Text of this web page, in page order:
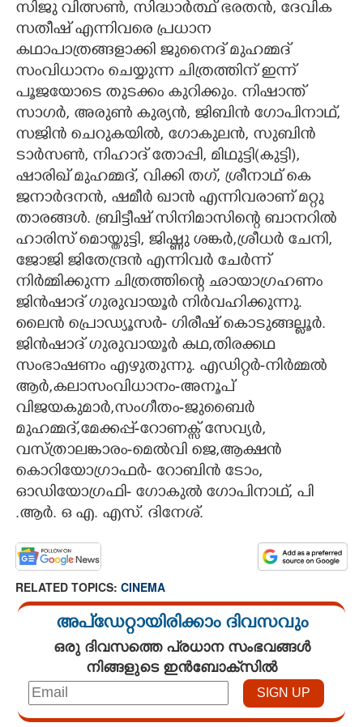
CARTOONS
LITERATURE
ZOOM
CONTACT US
സിജു വിത്സൺ, സിദ്ധാർത്ഥ് ഭരതൻ, ദേവിക
സതീഷ് എന്നിവരെ പ്രധാന
കഥാപാത്രങ്ങളാക്കി ജുനൈദ് മുഹമ്മദ്
സംവിധാനം ചെയ്യുന്ന ചിത്രത്തിന് ഇന്ന്
പൂജയോടെ തുടക്കം കുറിക്കും. നിഷാന്ത്
സാഗർ, അരുൺ കുര്യൻ, ജിബിൻ ഗോപിനാഥ്,
സജിൻ ചെറുകയിൽ, ഗോകുലൻ, സുബിൻ
ടാർസൺ, നിഹാദ് തോപ്പി, മിഥുട്ടി(കുട്ടി),
ഷാരിഖ് മുഹമ്മദ്, വിക്കി തഗ്, ശ്രീനാഥ് കെ
ജനാർദനൻ, ഷമീർ ഖാൻ എന്നിവരാണ് മറ്റു
താരങ്ങൾ. ബ്രിട്ടീഷ് സിനിമാസിന്റെ ബാനറിൽ
ഹാരിസ് മൊയ്തുട്ടി, ജിഷ്ണു ശങ്കർ,ശ്രീധർ ചേനി,
ജോജി ജിതേന്ദ്രൻ എന്നിവർ ചേർന്ന്
നിർമ്മിക്കുന്ന ചിത്രത്തിന്റെ ഛായാഗ്രഹണം
ജിൻഷാദ് ഗുരുവായൂർ നിർവഹിക്കുന്നു.
ലൈൻ പ്രൊഡ്യൂസർ- ഗിരീഷ് കൊടുങ്ങല്ലൂർ.
ജിൻഷാദ് ഗുരുവായൂർ കഥ,തിരക്കഥ
സംഭാഷണം എഴുതുന്നു. എഡിറ്റർ-നിർമ്മൽ
ആർ,കലാസംവിധാനം-അനൂപ്
വിജയകുമാർ,സംഗീതം-ജുബൈർ
മുഹമ്മദ്,മേക്കപ്പ്-റോണക്സ് സേവ്യർ,
വസ്ത്രാലങ്കാരം-മെൽവി ജെ,ആക്ഷൻ
കൊറിയോഗ്രാഫർ- റോബിൻ ടോം,
ഓഡിയോഗ്രഫി- ഗോകുൽ ഗോപിനാഥ്, പി
.ആർ. ഒ എ. എസ്. ദിനേശ്.
RELATED TOPICS: CINEMA
അപ്ഡേറ്റായിരിക്കാം ദിവസവും
ഒരു ദിവസത്തെ പ്രധാന സംഭവങ്ങൾ
നിങ്ങളുടെ ഇൻബോക്സിൽ